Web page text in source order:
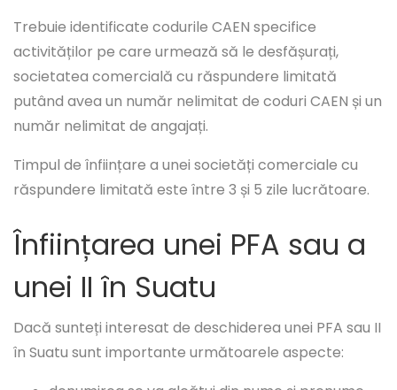
Trebuie identificate codurile CAEN specifice
activităților pe care urmează să le desfășurați,
societatea comercială cu răspundere limitată
putând avea un număr nelimitat de coduri CAEN și un
număr nelimitat de angajați.
Timpul de înființare a unei societăți comerciale cu
răspundere limitată este între 3 și 5 zile lucrătoare.
Înființarea unei PFA sau a
unei II în Suatu
Dacă sunteți interesat de deschiderea unei PFA sau II
în Suatu sunt importante următoarele aspecte: